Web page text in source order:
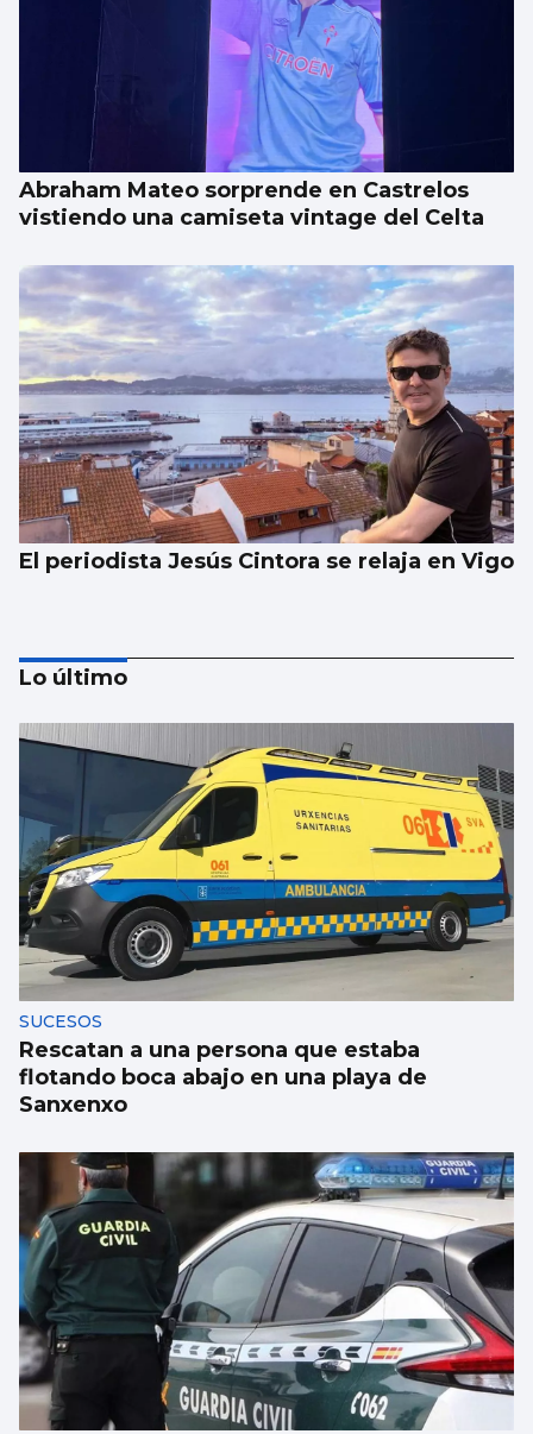
Abraham Mateo sorprende en Castrelos
vistiendo una camiseta vintage del Celta
El periodista Jesús Cintora se relaja en Vigo
Ariana Grande explica su retirada de los
escenarios: "Hace falta poner límites"
Lo último
SUCESOS
Rescatan a una persona que estaba
flotando boca abajo en una playa de
Sanxenxo